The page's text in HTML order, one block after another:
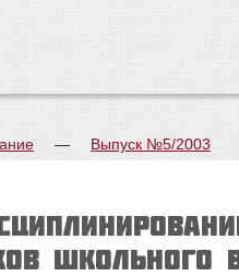
— Выпуск №5/2003
школьного